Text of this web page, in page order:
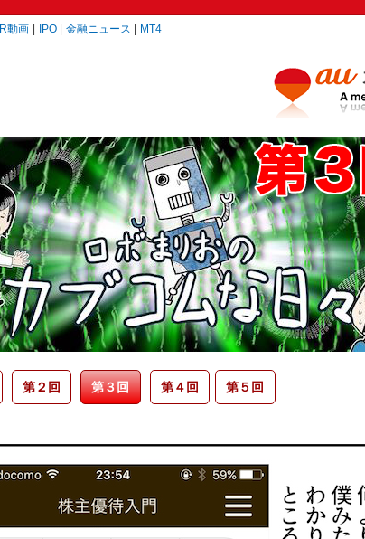
IR動画 IPO 金融ニュース MT4
第２回 第３回 第４回 第５回